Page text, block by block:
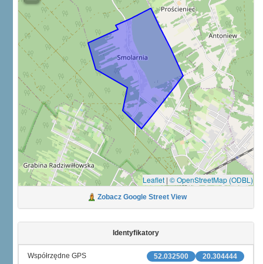
Leaflet | © OpenStreetMap (ODBL)
Zobacz Google Street View
Identyfikatory
20.304444
52.032500
Współrzędne GPS